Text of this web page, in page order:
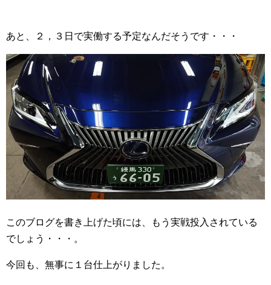
あと、２，３日で実働する予定なんだそうです・・・
このブログを書き上げた頃には、もう実戦投入されている
でしょう・・・。
今回も、無事に１台仕上がりました。